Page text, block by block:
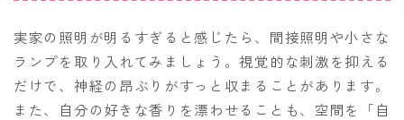
実家の照明が明るすぎると感じたら、間接照明や小さな
ランプを取り入れてみましょう。視覚的な刺激を抑える
だけで、神経の昂ぶりがすっと収まることがあります。
また、自分の好きな香りを漂わせることも、空間を「自